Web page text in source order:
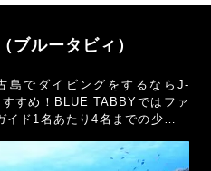
ルータビィ）
島でダイビングをするならJ-
すめ！BLUE TABBYではファ
ド1名あたり4名までの少人数